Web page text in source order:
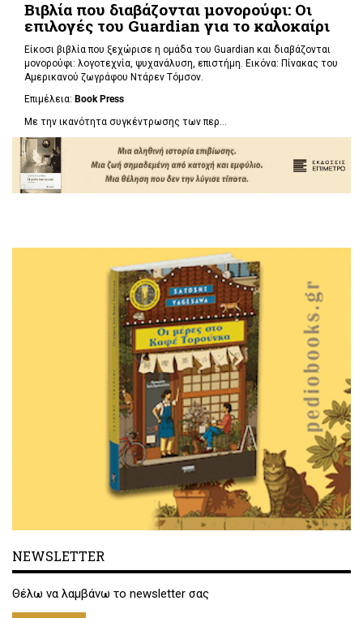
Βιβλία που διαβάζονται μονορούφι: Οι
επιλογές του Guardian για το καλοκαίρι
Είκοσι βιβλία που ξεχώρισε η ομάδα του Guardian και διαβάζονται
μονορούφι: λογοτεχνία, ψυχανάλυση, επιστήμη. Εικόνα: Πίνακας του
Αμερικανού ζωγράφου Ντάρεν Τόμσον.
Επιμέλεια: Book Press
Με την ικανότητα συγκέντρωσης των περ...
NEWSLETTER
Θέλω να λαμβάνω το newsletter σας